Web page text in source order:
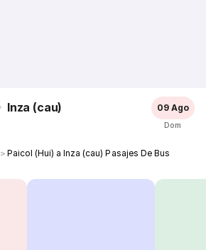
Inza (cau) 09 Ago
Dom
＞Paicol (Hui) a Inza (cau) Pasajes De Bus